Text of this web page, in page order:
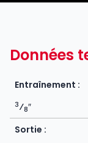
Données
Entraînement :
3⁄8″
Sortie :